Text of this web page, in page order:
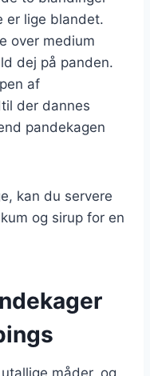
er lige blandet.
over medium
dej på panden.
af
der dannes
pandekagen
kan du servere
og sirup for en
måder, og